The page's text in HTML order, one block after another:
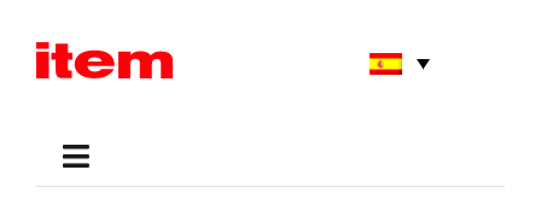
content
Toggle